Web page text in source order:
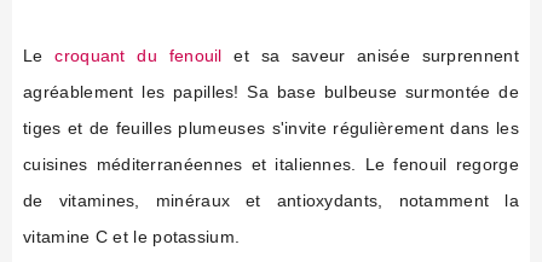
Lecroquant du fenouil et sa saveur anisée surprennent
agréablement les papilles! Sa base bulbeuse surmontée de
tiges et de feuilles plumeuses s'invite régulièrement dans les
cuisines méditerranéennes et italiennes. Le fenouil regorge
de vitamines, minéraux et antioxydants, notamment la
vitamine C et le potassium.